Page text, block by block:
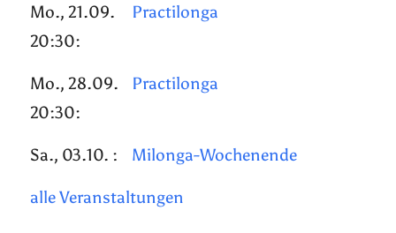
Mo., 21.09.
20:30:
Practilonga
Mo., 28.09.
20:30:
Practilonga
Sa., 03.10. : Milonga-Wochenende
alle Veranstaltungen